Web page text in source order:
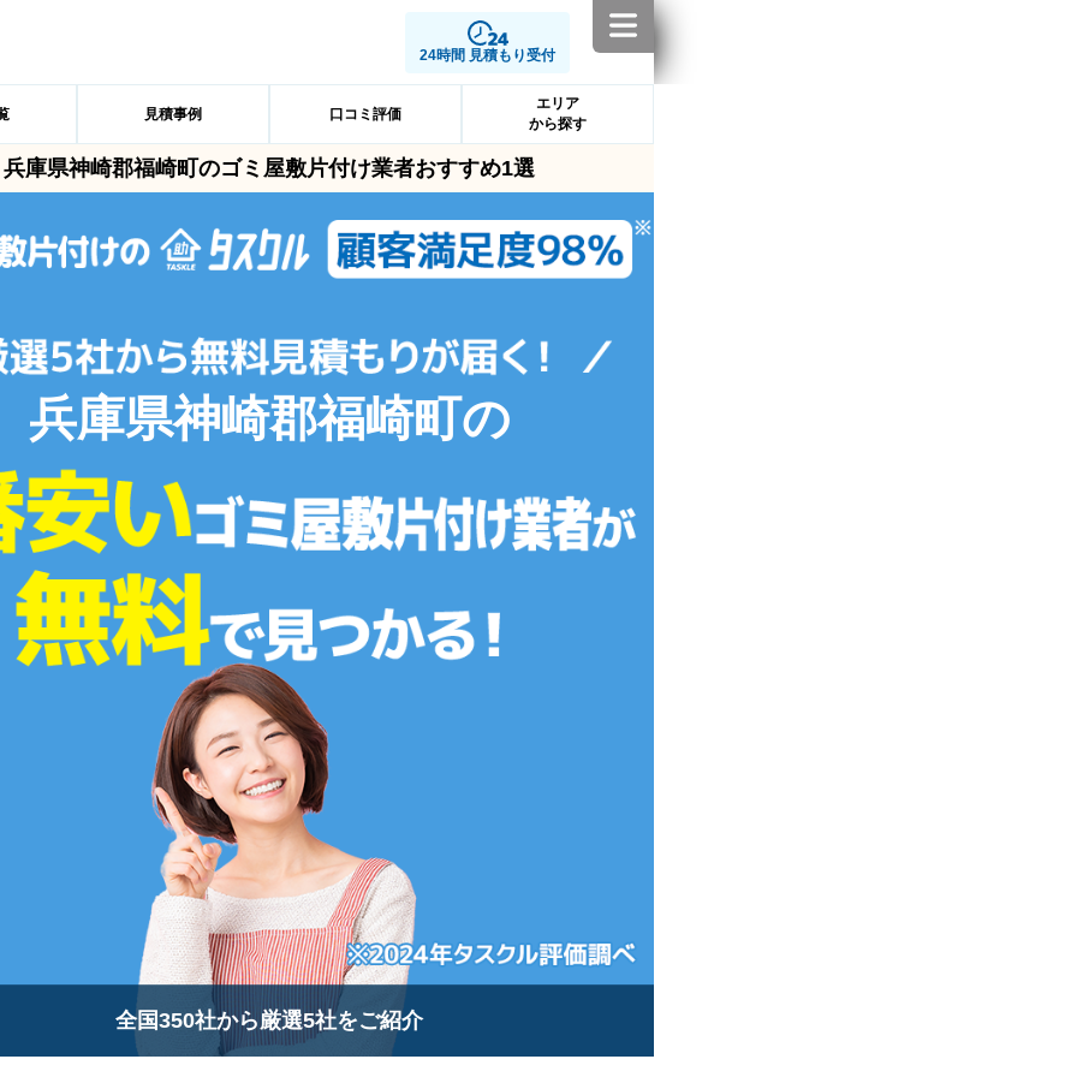
24時間 見積もり受付
見積事例 口コミ評価
エリア
から探す
兵庫県神崎郡福崎町のゴミ屋敷片付け業者おすすめ1選
兵庫県神崎郡福崎町の
全国350社から厳選5社をご紹介